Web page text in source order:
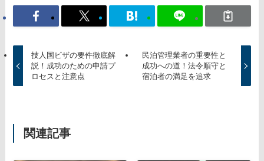
技人国ビザの要件徹底解
説！成功のための申請プ
ロセスと注意点
民泊管理業者の重要性と
成功への道！法令順守と
宿泊者の満足を追求
関連記事